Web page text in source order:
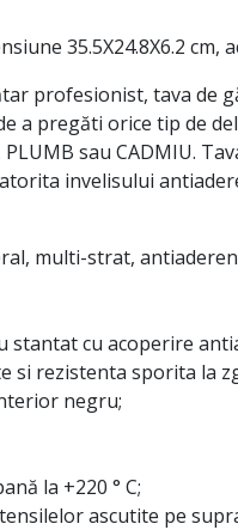
35.5X24.8X6.2
profesionist, tava de
a pregăti orice tip de
PLUMB sau CADMIU.
invelisului
multi-strat,
stantat cu acoperire
si rezistenta sporita la
negru;
la +220 ° C;
ascutite pe